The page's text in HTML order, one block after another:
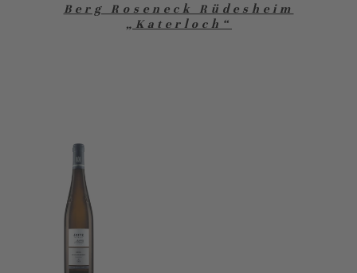
Berg Roseneck Rüdesheim
„Katerloch“